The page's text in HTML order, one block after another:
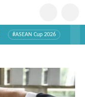
#ASEAN Cup 2026